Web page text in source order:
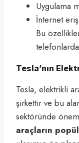
Uygulama
İnternet
Bu
Tesla’nın
Tesla, elektrikli
şirkettir ve bu
sektöründe
araçların